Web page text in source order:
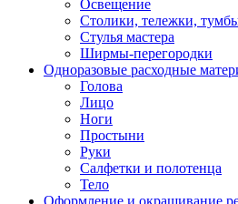
Освещение
Столики, тележки,
Стулья мастера
Ширмы-перегородки
Одноразовые расходные
Голова
Лицо
Ноги
Простыни
Руки
Салфетки и полотенца
Тело
Оформление и окрашивание